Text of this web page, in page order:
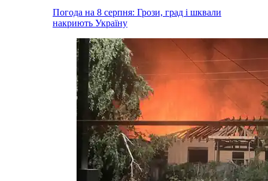
Погода на 8 серпня: Грози, град і шквали
накриють Україну